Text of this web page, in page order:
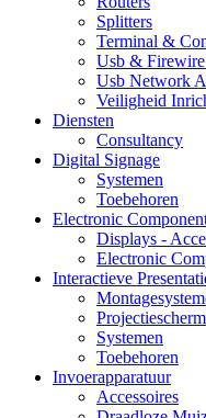
Splitters
Terminal &
Usb &
Usb Network
Veiligheid
Diensten
Consultancy
Digital Signage
Systemen
Toebehoren
Electronic
Displays -
Electronic
Interactieve
Systemen
Toebehoren
Invoerapparatuur
Accessoires